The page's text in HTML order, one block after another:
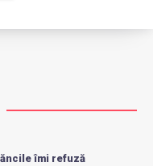
îmi refuză